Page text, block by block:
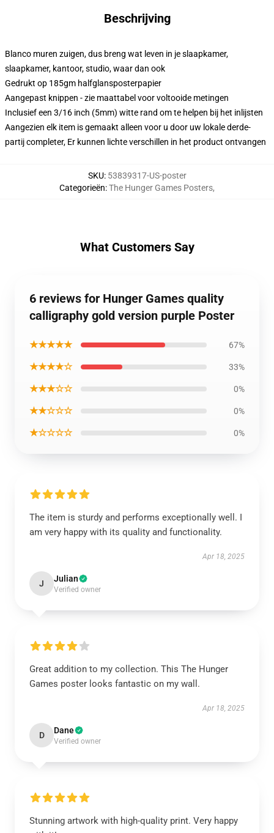
Beschrijving
Blanco muren zuigen, dus breng wat leven in je slaapkamer,
slaapkamer, kantoor, studio, waar dan ook
Gedrukt op 185gm halfglansposterpapier
Aangepast knippen - zie maattabel voor voltooide metingen
Inclusief een 3/16 inch (5mm) witte rand om te helpen bij het inlijsten
Aangezien elk item is gemaakt alleen voor u door uw lokale derde-
partij completer, Er kunnen lichte verschillen in het product ontvangen
SKU: 53839317-US-poster
Categorieën:The Hunger Games Posters,
What Customers Say
6 reviews for Hunger Games quality
calligraphy gold version purple Poster
★★★★★ 67%
★★★★☆ 33%
★★★☆☆ 0%
★★☆☆☆ 0%
★☆☆☆☆ 0%
The item is sturdy and performs exceptionally well. I
am very happy with its quality and functionality.
Apr 18, 2025
J Julian
Verified owner
Great addition to my collection. This The Hunger
Games poster looks fantastic on my wall.
Apr 18, 2025
D Dane
Verified owner
Stunning artwork with high-quality print. Very happy